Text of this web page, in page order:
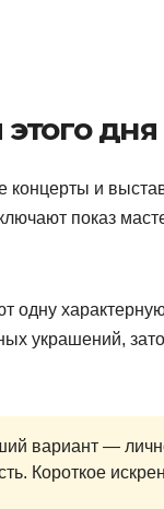
дня
и
показ
одну
украшений,
вариант —
Короткое